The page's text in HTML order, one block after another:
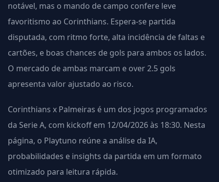
notável, mas o mando de campo confere leve
favoritismo ao Corinthians. Espera-se partida
disputada, com ritmo forte, alta incidência de faltas e
cartões, e boas chances de gols para ambos os lados.
O mercado de ambas marcam e over 2.5 gols
apresenta valor ajustado ao risco.
Corinthians x Palmeiras é um dos jogos programados
da Serie A, com kickoff em 12/04/2026 às 18:30. Nesta
página, o Playtuno reúne a análise da IA,
probabilidades e insights da partida em um formato
otimizado para leitura rápida.